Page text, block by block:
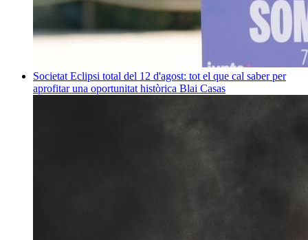
Societat Eclipsi total del 12 d'agost: tot el que cal saber per
aprofitar una oportunitat històrica Blai Casas